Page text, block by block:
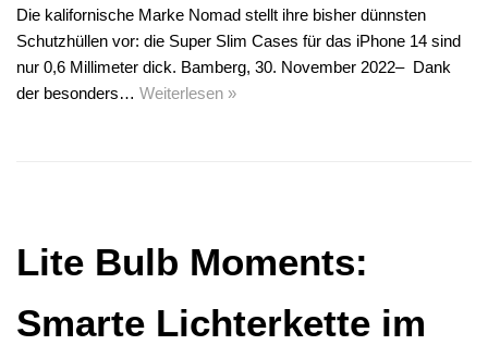
Die kalifornische Marke Nomad stellt ihre bisher dünnsten
Schutzhüllen vor: die Super Slim Cases für das iPhone 14 sind
nur 0,6 Millimeter dick. Bamberg, 30. November 2022– Dank
der besonders… Weiterlesen »
Lite Bulb Moments:
Smarte Lichterkette im